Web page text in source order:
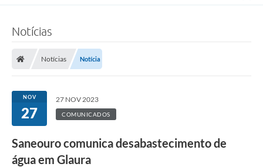
Notícias
Notícias Notícia
NOV
27
27 NOV 2023
COMUNICADOS
Saneouro comunica desabastecimento de
água em Glaura